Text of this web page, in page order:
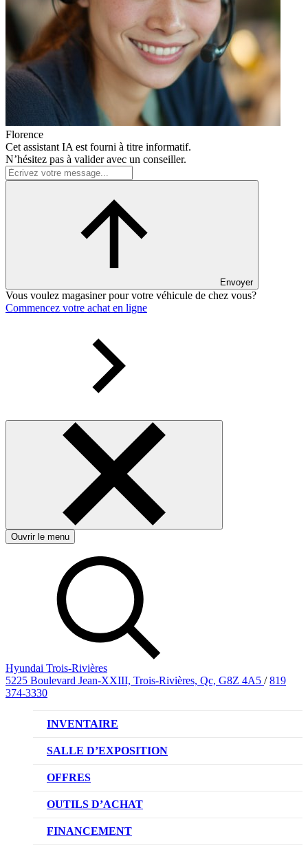
Florence
Cet assistant IA est fourni à titre informatif.
N’hésitez pas à valider avec un conseiller.
Envoyer
Vous voulez magasiner pour votre véhicule de chez vous?
Commencez votre achat en ligne
Ouvrir le menu
Hyundai Trois-Rivières
5225 Boulevard Jean-XXIII, Trois-Rivières, Qc, G8Z 4A5 / 819
374-3330
INVENTAIRE
VÉHICULES NEUFS
VÉHICULES D’OCCASION
SALLE D’EXPOSITION
OFFRES
OFFRE DE VÉHICULES NEUFS
OFFRES DU CONCESSIONNAIRE
OUTILS D’ACHAT
CL!QUEZ ET ACHETEZ HYUNDAI
FINANCEMENT